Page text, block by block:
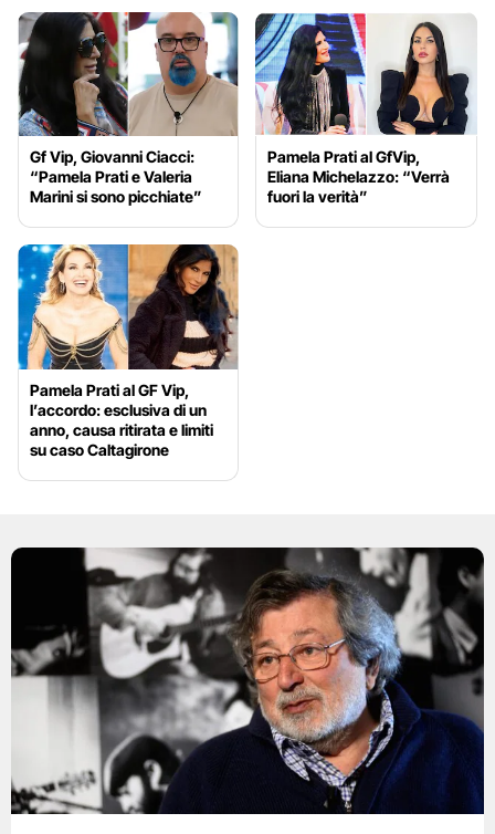
Gf Vip, Giovanni Ciacci:
“Pamela Prati e Valeria
Marini si sono picchiate”
Pamela Prati al GfVip,
Eliana Michelazzo: “Verrà
fuori la verità”
Pamela Prati al GF Vip,
l’accordo: esclusiva di un
anno, causa ritirata e limiti
su caso Caltagirone